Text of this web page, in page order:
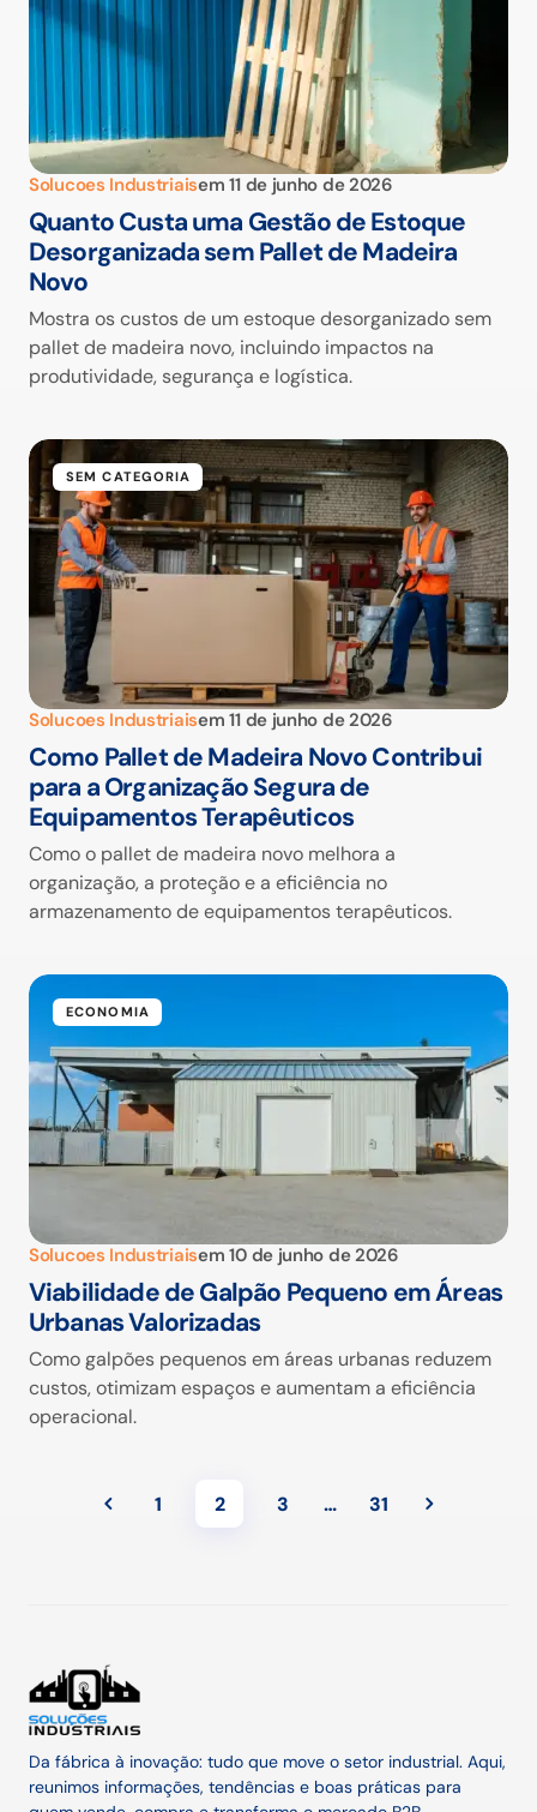
Solucoes Industriaisem 11 de junho de 2026
Quanto Custa uma Gestão de Estoque
Desorganizada sem Pallet de Madeira
Novo
Mostra os custos de um estoque desorganizado sem
pallet de madeira novo, incluindo impactos na
produtividade, segurança e logística.
SEM CATEGORIA
Solucoes Industriaisem 11 de junho de 2026
Como Pallet de Madeira Novo Contribui
para a Organização Segura de
Equipamentos Terapêuticos
Como o pallet de madeira novo melhora a
organização, a proteção e a eficiência no
armazenamento de equipamentos terapêuticos.
ECONOMIA
Solucoes Industriaisem 10 de junho de 2026
Viabilidade de Galpão Pequeno em Áreas
Urbanas Valorizadas
Como galpões pequenos em áreas urbanas reduzem
custos, otimizam espaços e aumentam a eficiência
operacional.
1 2 3 … 31
Da fábrica à inovação: tudo que move o setor industrial. Aqui,
reunimos informações, tendências e boas práticas para